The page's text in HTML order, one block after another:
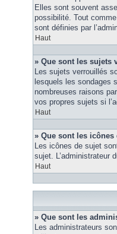
Elles sont souvent
possibilité. Tout
sont définies par
Haut
» Que sont les sujets
Les sujets verrouillés
lesquels les sondages
nombreuses raisons
vos propres sujets si
Haut
» Que sont les icônes
Les icônes de sujet
sujet. L’administrateur
Haut
» Que sont les
Les administrateurs